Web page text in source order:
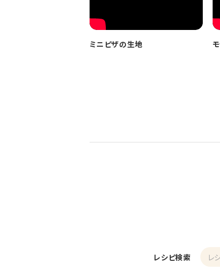
ミニピザの生地
レシピ検索